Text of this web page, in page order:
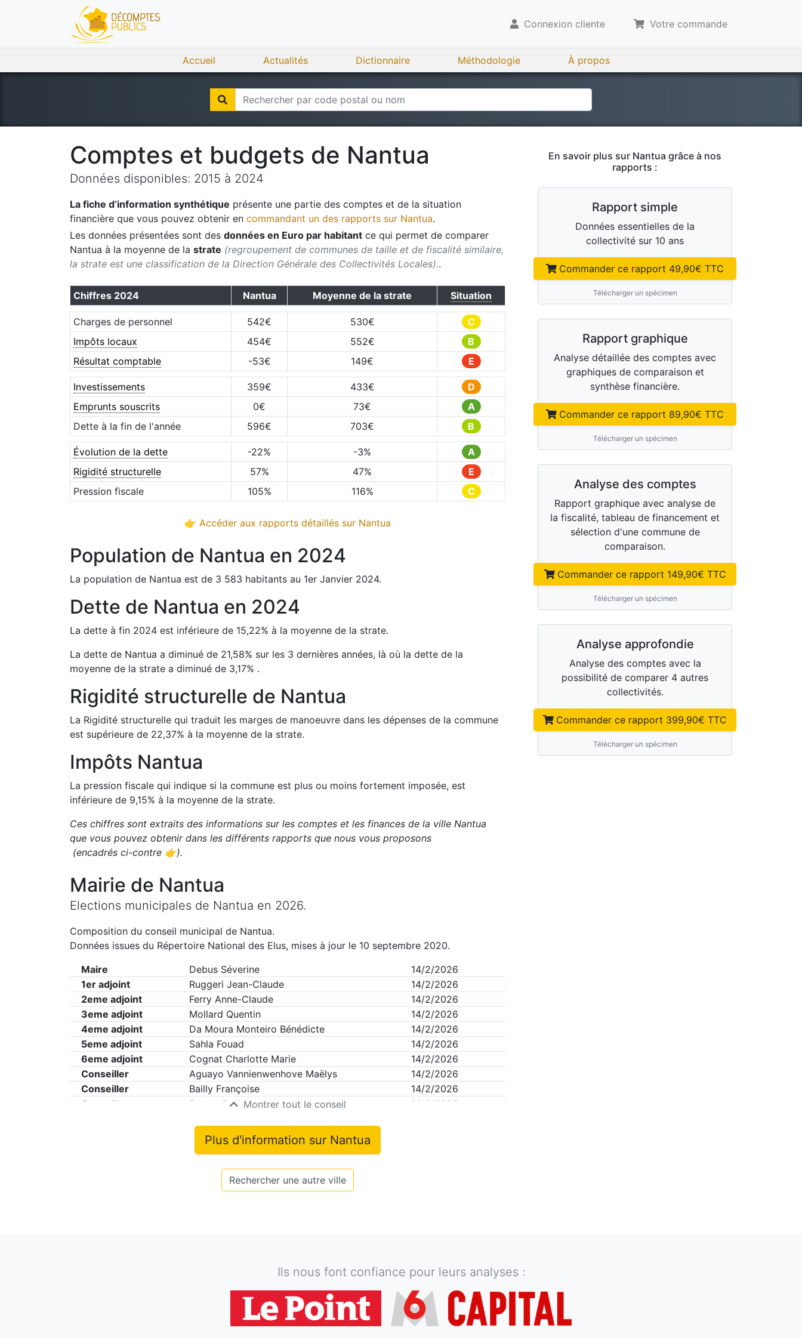
Connexion cliente Votre commande
Accueil Actualités Dictionnaire Méthodologie À propos
Comptes et budgets de Nantua
Données disponibles: 2015 à 2024
La fiche d’information synthétique présente une partie des comptes et de la situation
financière que vous pouvez obtenir en commandant un des rapports sur Nantua.
Les données présentées sont des données en Euro par habitant ce qui permet de comparer
Nantua à la moyenne de la strate (regroupement de communes de taille et de fiscalité similaire,
la strate est une classification de la Direction Générale des Collectivités Locales)..
Chiffres 2024 Nantua Moyenne de la strate Situation
Charges de personnel 542€ 530€
C
Impôts locaux
454€ 552€
B
Résultat comptable
-53€ 149€ E
Investissements 359€ 433€
D
Emprunts souscrits
0€ 73€
A
Dette à la fin de l'année
596€ 703€ B
Évolution de la dette -22% -3%
A
Rigidité structurelle
57% 47%
E
Pression fiscale
105% 116% C
👉 Accéder aux rapports détaillés sur Nantua
Population de Nantua en 2024
La population de Nantua est de 3 583 habitants au 1er Janvier 2024.
Dette de Nantua en 2024
La dette à fin 2024 est inférieure de 15,22% à la moyenne de la strate.
La dette de Nantua a diminué de 21,58% sur les 3 dernières années, là où la dette de la
moyenne de la strate a diminué de 3,17% .
Rigidité structurelle de Nantua
La Rigidité structurelle qui traduit les marges de manoeuvre dans les dépenses de la commune
est supérieure de 22,37% à la moyenne de la strate.
Impôts Nantua
La pression fiscale qui indique si la commune est plus ou moins fortement imposée, est
inférieure de 9,15% à la moyenne de la strate.
Ces chiffres sont extraits des informations sur les comptes et les finances de la ville Nantua
que vous pouvez obtenir dans les différents rapports que nous vous proposons
(encadrés ci-contre 👉).
Mairie de Nantua
Elections municipales de Nantua en 2026.
Composition du conseil municipal de Nantua.
Données issues du Répertoire National des Elus, mises à jour le 10 septembre 2020.
Maire
Debus Séverine
14/2/2026
1er adjoint
Ruggeri Jean-Claude
14/2/2026
2eme adjoint
Ferry Anne-Claude
14/2/2026
3eme adjoint
Mollard Quentin
14/2/2026
4eme adjoint
Da Moura Monteiro Bénédicte
14/2/2026
5eme adjoint
Sahla Fouad
14/2/2026
6eme adjoint
Cognat Charlotte Marie
14/2/2026
Conseiller
Aguayo Vannienwenhove Maëlys
14/2/2026
Conseiller
Bailly Françoise
14/2/2026
Conseiller
Bertan Salih 14/2/2026
Montrer tout le conseil
Plus d'information sur Nantua
Rechercher une autre ville
En savoir plus sur Nantua grâce à nos
rapports :
Rapport simple
Données essentielles de la
collectivité sur 10 ans
Commander ce rapport 49,90€ TTC
Télécharger un spécimen
Rapport graphique
Analyse détaillée des comptes avec
graphiques de comparaison et
synthèse financière.
Commander ce rapport 89,90€ TTC
Télécharger un spécimen
Analyse des comptes
Rapport graphique avec analyse de
la fiscalité, tableau de financement et
sélection d'une commune de
comparaison.
Commander ce rapport 149,90€ TTC
Télécharger un spécimen
Analyse approfondie
Analyse des comptes avec la
possibilité de comparer 4 autres
collectivités.
Commander ce rapport 399,90€ TTC
Télécharger un spécimen
Ils nous font confiance pour leurs analyses :